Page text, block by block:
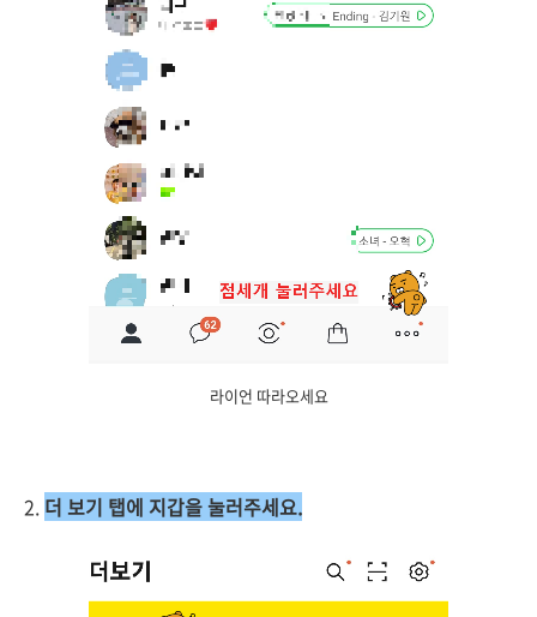
라이언 따라오세요
2. 더 보기 탭에 지갑을 눌러주세요.